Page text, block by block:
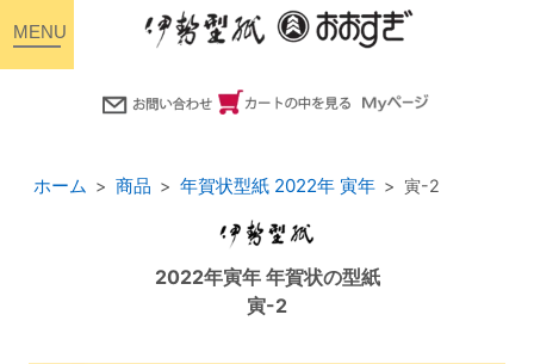
ホーム 商品 年賀状型紙 2022年 寅年 寅-2
2022年寅年 年賀状の型紙
寅-2
toggle
navigation